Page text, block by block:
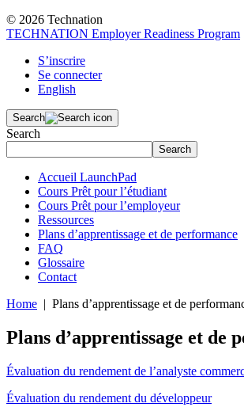
© 2026 Technation
TECHNATION Employer Readiness Program
S’inscrire
Se connecter
English
Search
Search
Search
Accueil LaunchPad
Cours Prêt pour l’étudiant
Cours Prêt pour l’employeur
Ressources
Plans d’apprentissage et de performance
FAQ
Glossaire
Contact
Home | Plans d’apprentissage et de
Plans d’apprentissage et de
Évaluation du rendement de l’analyste
Évaluation du rendement du développeur